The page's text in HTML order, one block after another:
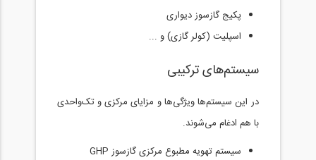
پکیج گازسوز دیواری
اسپلیت (کولر گازی) و ...
سیستم‌های ترکیبی
در این سیستم‌ها ویژگی‌ها و مزایای مرکزی و تک‌واحدی
با هم ادغام می‌شوند.
سیستم تهویه مطبوع مرکزی گازسوز GHP